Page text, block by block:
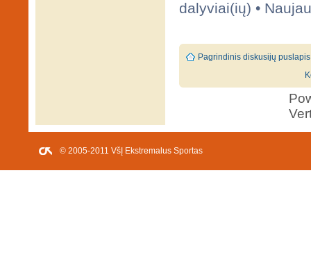
dalyviai(ių) •
Pagrindinis diskusijų puslapis
© 2005-2011 VšĮ Ekstremalus Sportas